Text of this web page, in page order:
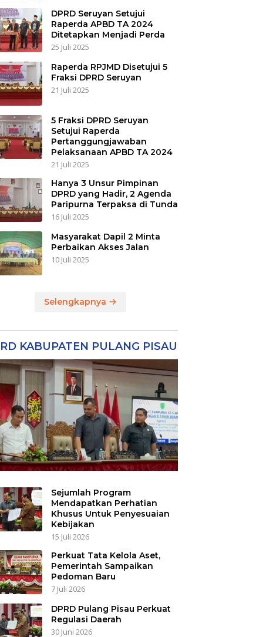
DPRD Seruyan Setujui
Raperda APBD TA 2024
Ditetapkan Menjadi Perda
25 Juli 2025
Raperda RPJMD Disetujui 5
Fraksi DPRD Seruyan
21 Juli 2025
5 Fraksi DPRD Seruyan
Setujui Raperda
Pertanggungjawaban
Pelaksanaan APBD TA 2024
21 Juli 2025
Hanya 3 Unsur Pimpinan
DPRD yang Hadir, 2 Agenda
Paripurna Terpaksa di Tunda
16 Juli 2025
Masyarakat Dapil 2 Minta
Perbaikan Akses Jalan
10 Juli 2025
Selengkapnya
KABUPATEN PULANG PISAU
Sejumlah Program
Mendapatkan Perhatian
Khusus Untuk Penyesuaian
Kebijakan
15 Juli 2026
Perkuat Tata Kelola Aset,
Pemerintah Sampaikan
Pedoman Baru
7 Juli 2026
DPRD Pulang Pisau Perkuat
Regulasi Daerah
30 Juni 2026